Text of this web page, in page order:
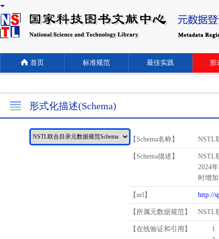
首页 标准规范 最佳实践 形
形式化描述(Schema)
【Schema名称】 NSTL
【Schema描述】
NSTL
2024
时增
【url】 http://
【所属元数据规范】 NSTL
【在线验证和引用】
1.